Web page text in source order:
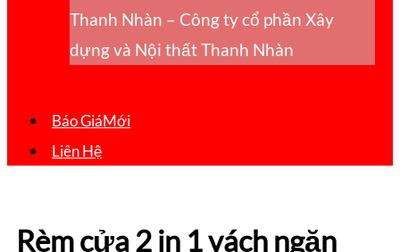
Thanh Nhàn – Công ty cổ phần Xây
dựng và Nội thất Thanh Nhàn
Báo Giá
Liên Hệ
Rèm cửa 2 in 1 vách ngăn